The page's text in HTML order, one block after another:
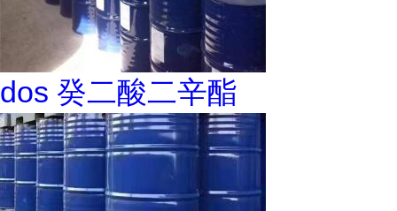
dos 癸二酸二辛酯